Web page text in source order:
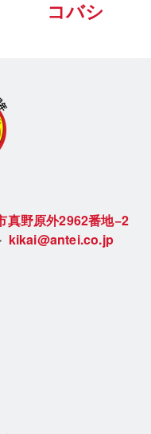
コバシ
真野原外2962番地−2
kikai@antei.co.jp